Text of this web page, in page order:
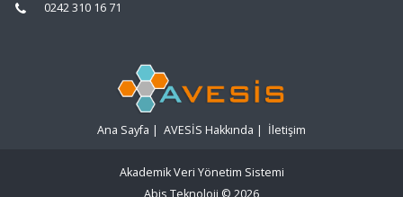
0242 310 16 71
Ana Sayfa | AVESİS Hakkında | İletişim
Akademik Veri Yönetim Sistemi
Abis Teknoloji © 2026